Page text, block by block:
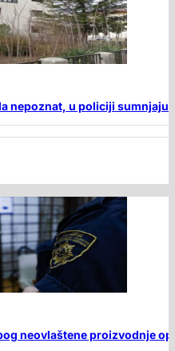
nepoznat, u policiji sumnjaju
neovlaštene proizvodnje